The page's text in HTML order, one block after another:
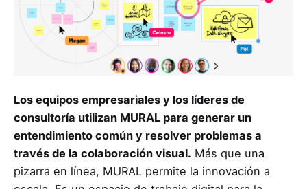
Los equipos empresariales y los líderes de
consultoría utilizan MURAL para generar un
entendimiento común y resolver problemas a
través de la colaboración visual. Más que una
pizarra en línea, MURAL permite la innovación a